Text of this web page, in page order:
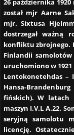
26 października
został mjr Aarne
mjr. Sixtusa
dostrzegał ważną
konfliktu zbrojnego.
Finlandii
uruchomiono w
Lentokonetehdas –
Hansa-
fińskich). W latach
maszyn I.V.L A.22.
seryjną samolotu
licencję.